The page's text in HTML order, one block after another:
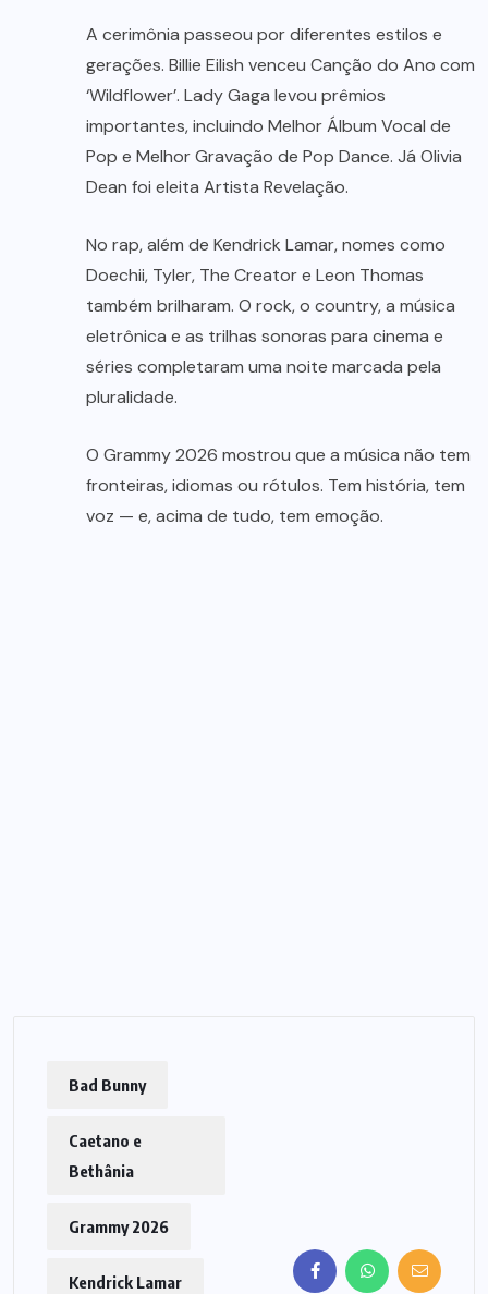
A cerimônia passeou por diferentes estilos e
gerações. Billie Eilish venceu Canção do Ano com
‘Wildflower’. Lady Gaga levou prêmios
importantes, incluindo Melhor Álbum Vocal de
Pop e Melhor Gravação de Pop Dance. Já Olivia
Dean foi eleita Artista Revelação.
No rap, além de Kendrick Lamar, nomes como
Doechii, Tyler, The Creator e Leon Thomas
também brilharam. O rock, o country, a música
eletrônica e as trilhas sonoras para cinema e
séries completaram uma noite marcada pela
pluralidade.
O Grammy 2026 mostrou que a música não tem
fronteiras, idiomas ou rótulos. Tem história, tem
voz — e, acima de tudo, tem emoção.
Bad Bunny
Caetano e
Bethânia
Grammy 2026
Kendrick Lamar